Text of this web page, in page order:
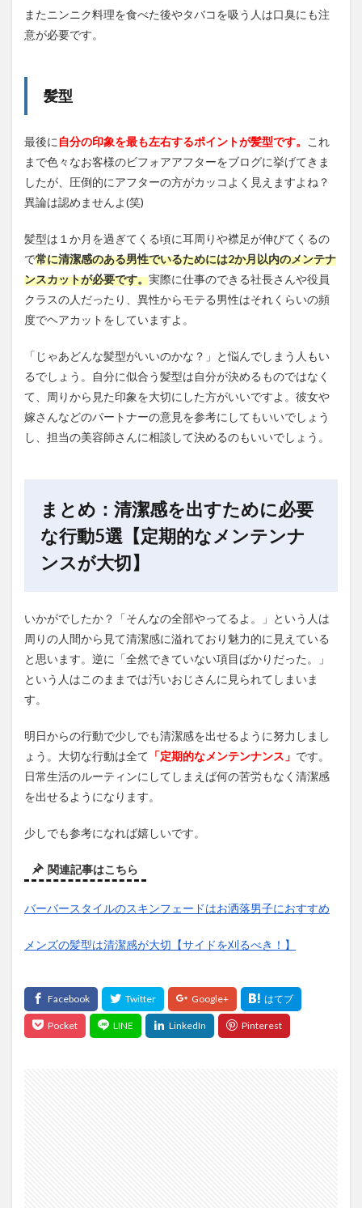
またニンニク料理を食べた後やタバコを吸う人は口臭にも注
意が必要です。
髪型
最後に 自分の印象を最も左右するポイントが髪型です。
これ
まで色々なお客様のビフォアアフターをブログに挙げてきま
したが、圧倒的にアフターの方がカッコよく見えますよね？
異論は認めませんよ(笑)
髪型は１か月を過ぎてくる頃に耳周りや襟足が伸びてくるの
で常に清潔感のある男性でいるためには2か月以内のメンテナ
ンスカットが必要です。実際に仕事のできる社長さんや役員
クラスの人だったり、異性からモテる男性はそれくらいの頻
度でヘアカットをしていますよ。
「じゃあどんな髪型がいいのかな？」と悩んでしまう人もい
るでしょう。自分に似合う髪型は自分が決めるものではなく
て、周りから見た印象を大切にした方がいいですよ。彼女や
嫁さんなどのパートナーの意見を参考にしてもいいでしょう
し、担当の美容師さんに相談して決めるのもいいでしょう。
まとめ：清潔感を出すために必要
な行動5選【定期的なメンテンナ
ンスが大切】
いかがでしたか？「そんなの全部やってるよ。」という人は
周りの人間から見て清潔感に溢れており魅力的に見えている
と思います。逆に「全然できていない項目ばかりだった。」
という人はこのままでは汚いおじさんに見られてしまいま
す。
明日からの行動で少しでも清潔感を出せるように努力しまし
ょう。大切な行動は全て 「定期的なメンテンナンス」 です。
日常生活のルーティンにしてしまえば何の苦労もなく清潔感
を出せるようになります。
少しでも参考になれば嬉しいです。
関連記事はこちら
バーバースタイルのスキンフェードはお洒落男子におすすめ
メンズの髪型は清潔感が大切【サイドを刈るべき！】